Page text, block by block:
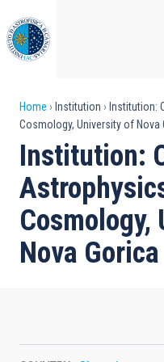
to
main
content
Breadcrumb
Home Institution
Institution:
Cosmology, University of Nova
Institution:
Nova Gorica